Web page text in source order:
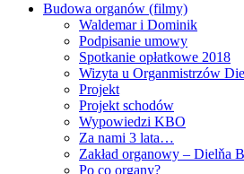
Budowa organów (filmy)
Waldemar i Dominik
Podpisanie umowy
Spotkanie opłatkowe 2018
Wizyta u Organmistrzów
Projekt
Projekt schodów
Wypowiedzi KBO
Za nami 3 lata…
Zakład organowy – Dielňa
Po co organy?